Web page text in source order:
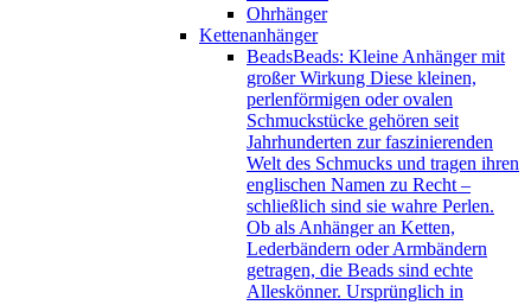
Ohrhänger
Kettenanhänger
BeadsBeads: Kleine Anhänger mit
großer Wirkung Diese kleinen,
perlenförmigen oder ovalen
Schmuckstücke gehören seit
Jahrhunderten zur faszinierenden
Welt des Schmucks und tragen ihren
englischen Namen zu Recht –
schließlich sind sie wahre Perlen.
Ob als Anhänger an Ketten,
Lederbändern oder Armbändern
getragen, die Beads sind echte
Alleskönner. Ursprünglich in